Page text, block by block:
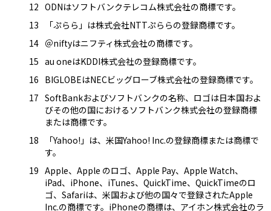
ODNはソフトバンクテレコム株式会社の商標です。
「ぷらら」は株式会社NTTぷららの登録商標です。
＠niftyはニフティ株式会社の商標です。
au oneはKDDI株式会社の登録商標です。
BIGLOBEはNECビッグローブ株式会社の登録商標です。
SoftBankおよびソフトバンクの名称、ロゴは日本国およ
びその他の国におけるソフトバンク株式会社の登録商標
または商標です。
「Yahoo!」は、米国Yahoo! Inc.の登録商標または商標で
す。
Apple、Apple のロゴ、Apple Pay、Apple Watch、
iPad、iPhone、iTunes、QuickTime、QuickTimeのロ
ゴ、Safariは、米国および他の国々で登録されたApple
Inc.の商標です。iPhoneの商標は、アイホン株式会社のラ